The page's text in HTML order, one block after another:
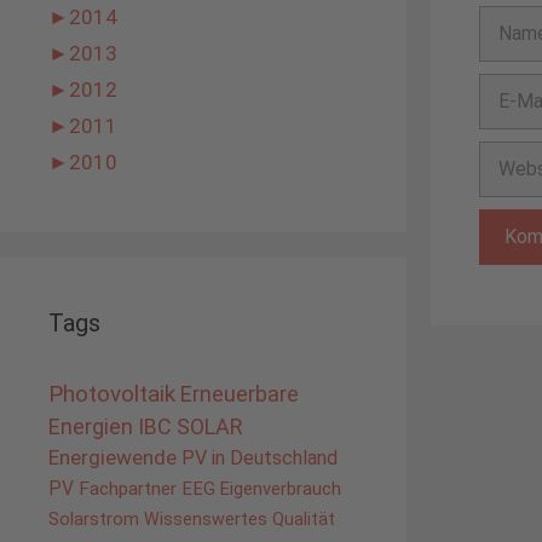
Mail-
► 2014
► 2013
► 2012
► 2011
► 2010
Tags
Photovoltaik Erneuerbare
Energien IBC SOLAR
Energiewende PV in Deutschland
PV Fachpartner EEG Eigenverbrauch
Solarstrom Wissenswertes Qualität